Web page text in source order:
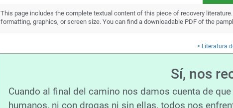
This page includes the complete textual content of this piece of recovery
formatting, graphics, or screen size. You can find a downloadable PDF of the
< Literatura
Sí, nos
Cuando al final del camino nos damos cuenta de
humanos, ni con drogas ni sin ellas, todos nos